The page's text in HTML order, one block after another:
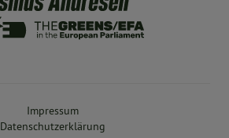
Impressum
Datenschutzerklärung